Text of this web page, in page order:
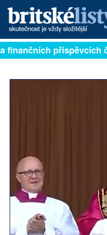
PŘIHLÁSIT
NEJČTENĚJŠÍ ZA 7 DNÍ
AUTOŘI
PŘÍSPĚVKY NA PROVOZ
SOCIÁLNÍ SÍTĚ
příspěvcích